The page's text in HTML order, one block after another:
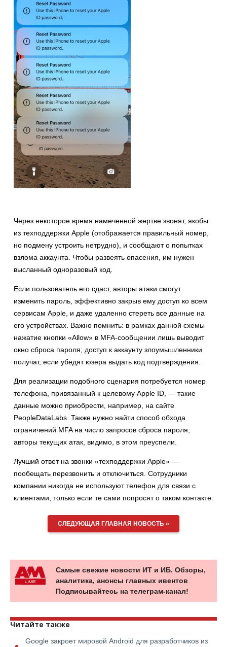
Через некоторое время намеченной жертве звонят, якобы
из техподдержки Apple (отображается правильный номер,
но подмену устроить нетрудно), и сообщают о попытках
взлома аккаунта. Чтобы развеять опасения, им нужен
высланный одноразовый код.
Если пользователь его сдаст, авторы атаки смогут
изменить пароль, эффективно закрыв ему доступ ко всем
сервисам Apple, и даже удаленно стереть все данные на
его устройствах. Важно помнить: в рамках данной схемы
нажатие кнопки «Allow» в MFA-сообщении лишь выводит
окно сброса пароля; доступ к аккаунту злоумышленники
получат, если убедят юзера выдать код подтверждения.
Для реализации подобного сценария потребуется номер
телефона, привязанный к целевому Apple ID, — такие
данные можно приобрести, например, на сайте
PeopleDataLabs. Также нужно найти способ обхода
ограничений MFA на число запросов сброса пароля;
авторы текущих атак, видимо, в этом преуспели.
Лучший ответ на звонки «техподдержки Apple» —
пообещать перезвонить и отключиться. Сотрудники
компании никогда не используют телефон для связи с
клиентами, только если те сами попросят о таком контакте.
СЛЕДУЮЩАЯ ГЛАВНАЯ НОВОСТЬ »
Самые свежие новости ИТ и ИБ. Обзоры,
аналитика, анонсы главных ивентов
Подписывайтесь на телеграм-канал!
Читайте также
Google закроет мировой Android для разработчиков из